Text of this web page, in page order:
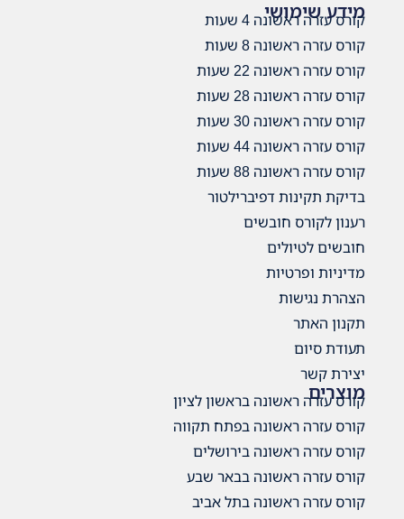
מידע שימושי
קורס עזרה ראשונה 4 שעות
קורס עזרה ראשונה 8 שעות
קורס עזרה ראשונה 22 שעות
קורס עזרה ראשונה 28 שעות
קורס עזרה ראשונה 30 שעות
קורס עזרה ראשונה 44 שעות
קורס עזרה ראשונה 88 שעות
בדיקת תקינות דפיברילטור
רענון לקורס חובשים
חובשים לטיולים
מדיניות ופרטיות
הצהרת נגישות
תקנון האתר
תעודת סיום
יצירת קשר
מוצרים
קורס עזרה ראשונה בראשון לציון
קורס עזרה ראשונה בפתח תקווה
קורס עזרה ראשונה בירושלים
קורס עזרה ראשונה בבאר שבע
קורס עזרה ראשונה בתל אביב